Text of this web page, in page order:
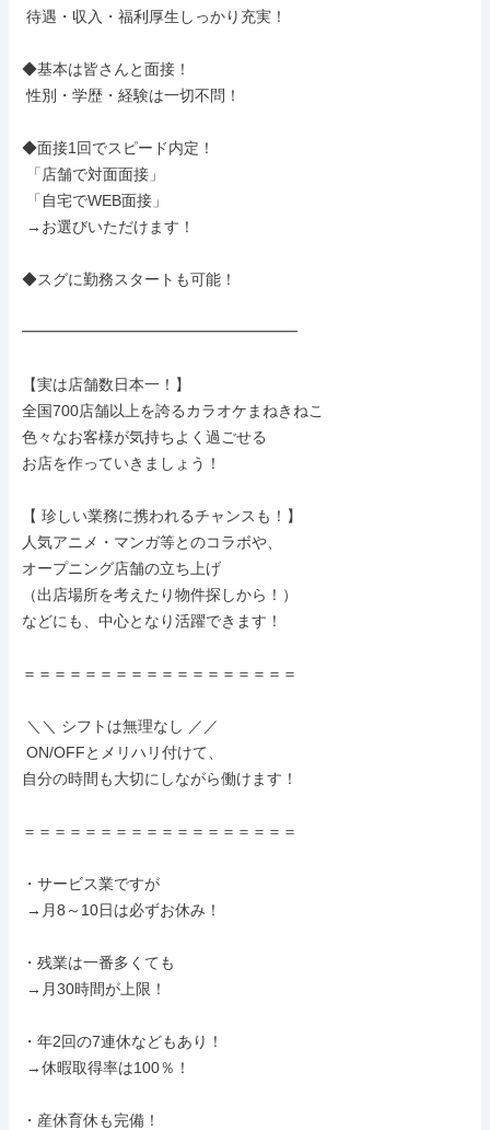
◆基本は皆さんと面接！
性別・学歴・経験は一切不問！
◆面接1回でスピード内定！
◆スグに勤務スタートも可能！
━━━━━━━━━━━━━━━━━━
【実は店舗数日本一！】
全国700店舗以上を誇るカラオケまねきねこ
色々なお客様が気持ちよく過ごせる
お店を作っていきましょう！
【 珍しい業務に携われるチャンスも！】
人気アニメ・マンガ等とのコラボや、
オープニング店舗の立ち上げ
（出店場所を考えたり物件探しから！）
などにも、中心となり活躍できます！
＝＝＝＝＝＝＝＝＝＝＝＝＝＝＝＝＝＝
自分の時間も大切にしながら働けます！
＝＝＝＝＝＝＝＝＝＝＝＝＝＝＝＝＝＝
・サービス業ですが
・残業は一番多くても
・年2回の7連休などもあり！
・産休育休も完備！